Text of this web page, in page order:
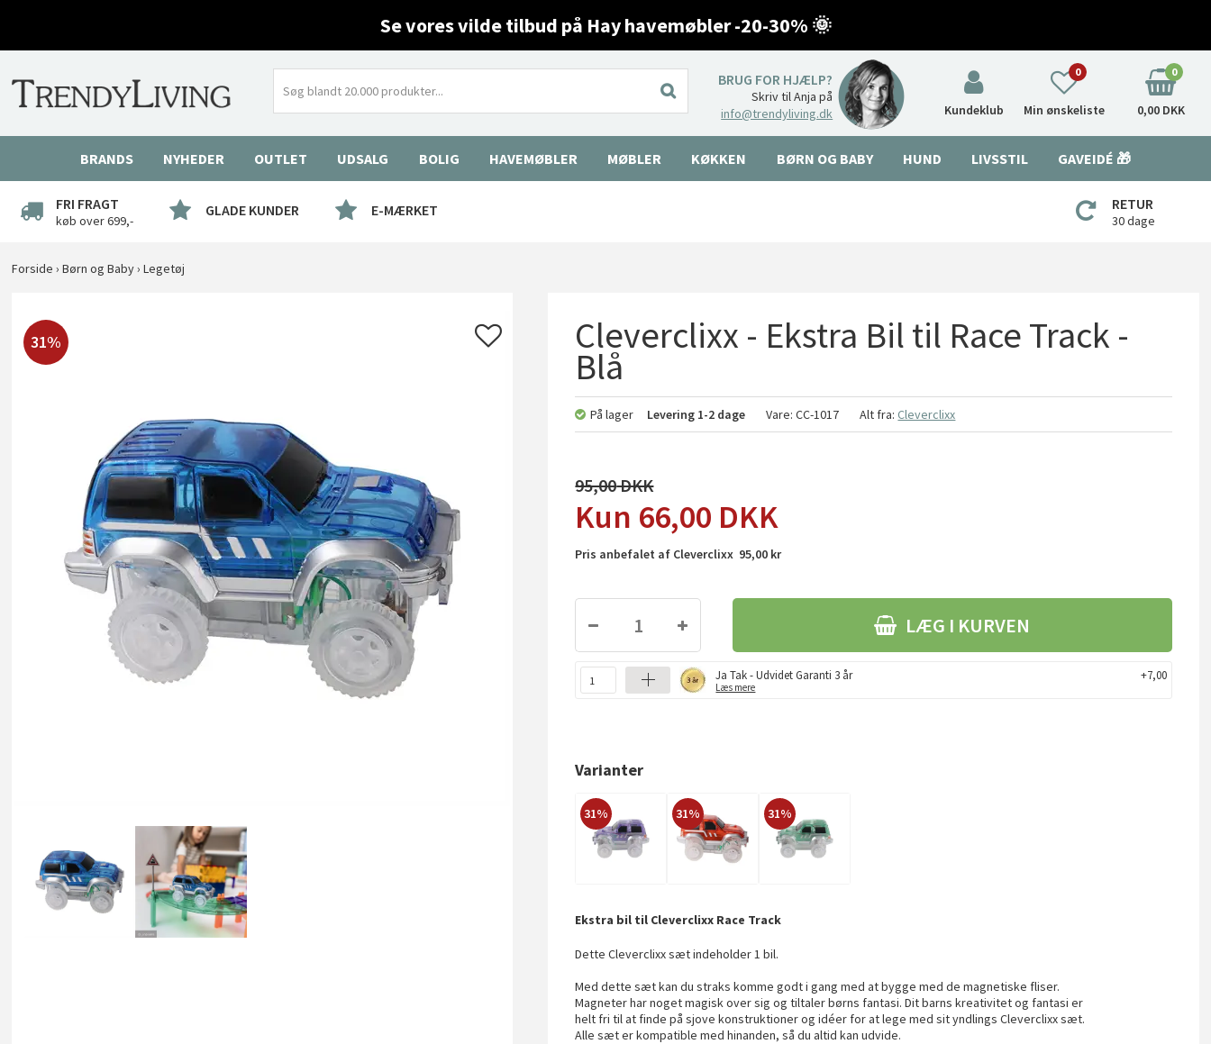
Se vores vilde tilbud på Hay havemøbler -20-30% 🌞
BRUG FOR HJÆLP?
Skriv til Anja på
info@trendyliving.dk
Kundeklub Min ønskeliste
0 0
0,00 DKK
BRANDS NYHEDER OUTLET UDSALG BOLIG HAVEMØBLER MØBLER KØKKEN BØRN OG BABY HUND LIVSSTIL GAVEIDÉ 🎁
FRI FRAGT
køb over 699,-
GLADE KUNDER E-MÆRKET RETUR
30 dage
Forside ›Børn og Baby›Legetøj
31% Cleverclixx - Ekstra Bil til Race Track -
Blå
På lager Levering 1-2 dage Vare:CC-1017 Alt fra:Cleverclixx
95,00
66,00 DKK
Pris anbefalet af Cleverclixx 95,00 kr
LÆG I KURVEN
Ja Tak - Udvidet Garanti 3 år
Læs mere
+7,00
Varianter
31% 31% 31%
Ekstra bil til Cleverclixx Race Track
Dette Cleverclixx sæt indeholder 1 bil.
Med dette sæt kan du straks komme godt i gang med at bygge med de magnetiske fliser.
Magneter har noget magisk over sig og tiltaler børns fantasi. Dit barns kreativitet og fantasi er
helt fri til at finde på sjove konstruktioner og idéer for at lege med sit yndlings Cleverclixx sæt.
Alle sæt er kompatible med hinanden, så du altid kan udvide.